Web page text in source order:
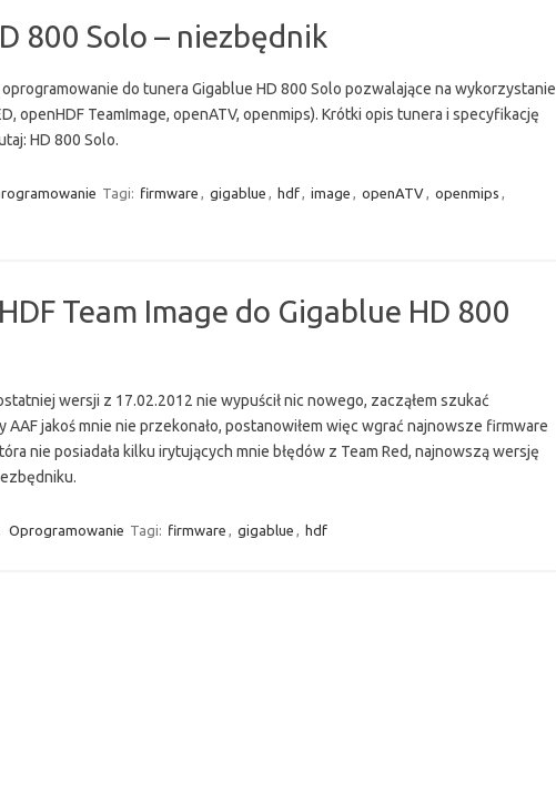
800 Solo – niezbędnik
do tunera Gigablue HD 800 Solo pozwalające na wykorzystanie
openHDF TeamImage, openATV, openmips). Krótki opis tunera i specyfikację
HD 800 Solo.
Tagi: firmware , gigablue , hdf, image , openATV, openmips ,
Team Image do Gigablue HD 800
wersji z 17.02.2012 nie wypuścił nic nowego, zacząłem szukać
AAF jakoś mnie nie przekonało, postanowiłem więc wgrać najnowsze firmware
nie posiadała kilku irytujących mnie błędów z Team Red, najnowszą wersję
Oprogramowanie Tagi: firmware , gigablue , hdf